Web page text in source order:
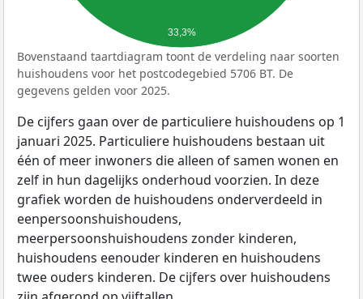
33,3%
Bovenstaand taartdiagram toont de verdeling naar soorten
huishoudens voor het postcodegebied 5706 BT. De
gegevens gelden voor 2025.
De cijfers gaan over de particuliere huishoudens op 1
januari 2025. Particuliere huishoudens bestaan uit
één of meer inwoners die alleen of samen wonen en
zelf in hun dagelijks onderhoud voorzien. In deze
grafiek worden de huishoudens onderverdeeld in
eenpersoonshuishoudens,
meerpersoonshuishoudens zonder kinderen,
huishoudens eenouder kinderen en huishoudens
twee ouders kinderen. De cijfers over huishoudens